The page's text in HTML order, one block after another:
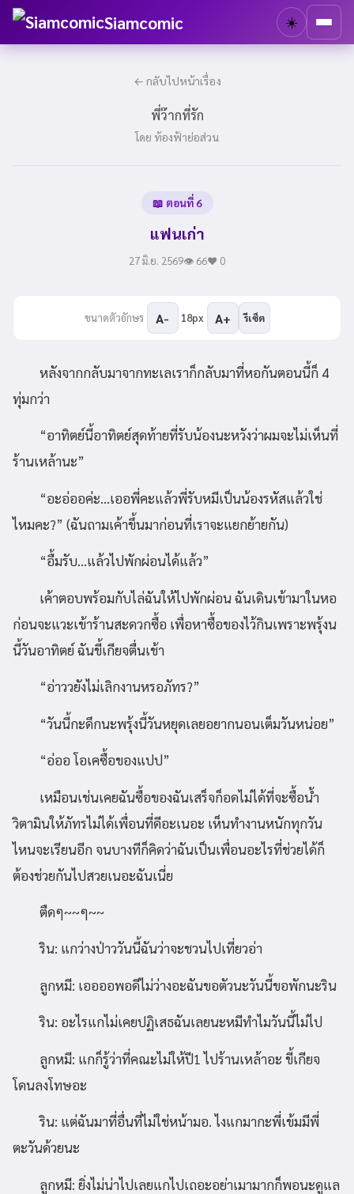
Siamcomic ☀️
← กลับไปหน้าเรื่อง
พี่ว๊ากที่รัก
โดย ท้องฟ้าย่อส่วน
📖 ตอนที่ 6
แฟนเก่า
27 มิ.ย. 2569👁 66❤️ 0
ขนาดตัวอักษร A- 18px A+ รีเซ็ต
หลังจากกลับมาจากทะเลเราก็กลับมาที่หอกันตอนนี้ก็ 4
ทุ่มกว่า
“อาทิตย์นี้อาทิตย์สุดท้ายที่รับน้องนะหวังว่าผมจะไม่เห็นที่
ร้านเหล้านะ”
“อะอ่ออค่ะ…เออพี่คะแล้วพี่รับหมีเป็นน้องรหัสแล้วใช่
ไหมคะ?” (ฉันถามเค้าขึ้นมาก่อนที่เราจะแยกย้ายกัน)
“อื้มรับ…แล้วไปพักผ่อนได้แล้ว”
เค้าตอบพร้อมกับไล่ฉันให้ไปพักผ่อน ฉันเดินเข้ามาในหอ
ก่อนจะแวะเข้าร้านสะดวกซื้อ เพื่อหาซื้อของไว้กินเพราะพรุ้งน
นี้วันอาทิตย์ ฉันขี้เกียจตื่นเช้า
“อ่าววยังไม่เลิกงานหรอภัทร?”
“วันนี้กะดึกนะพรุ้งนี้วันหยุดเลยอยากนอนเต็มวันหน่อย”
“อ่ออ โอเคซื้อของแปป”
เหมือนเช่นเคยฉันซื้อของฉันเสร็จก็อดไม่ได้ที่จะซื้อน้ำ
วิตามินให้ภัทรไม่ได้เพื่อนที่ดีอะเนอะ เห็นทำงานหนักทุกวัน
ไหนจะเรียนอีก จนบางทีก็คิดว่าฉันเป็นเพื่อนอะไรที่ช่วยได้ก็
ต้องช่วยกันไปสวยเนอะฉันเนี่ย
ตืดๆ~~ๆ~~
ริน: แกว่างป่าววันนี้ฉันว่าจะชวนไปเที่ยวอ่า
ลูกหมี: เออออพอดีไม่ว่างอะฉันขอตัวนะวันนี้ขอพักนะริน
ริน: อะไรแกไม่เคยปฏิเสธฉันเลยนะหมีทำไมวันนี้ไม่ไป
ลูกหมี: แกก็รู้ว่าที่คณะไม่ให้ปี1 ไปร้านเหล้าอะ ขี้เกียจ
โดนลงโทษอะ
ริน: แต่ฉันมาที่อื่นที่ไม่ใช่หน้ามอ. ไงแกมากะพี่เข้มมีพี่
ตะวันด้วยนะ
ลูกหมี: ยิ่งไม่น่าไปเลยแกไปเถอะอย่าเมามากก็พอนะดูแล